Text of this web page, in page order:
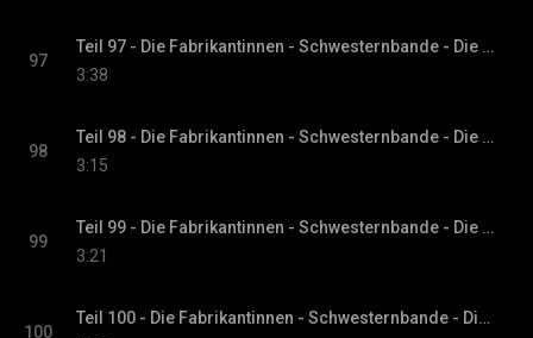
97
Teil 97 - Die Fabrikantinnen - Schwesternbande - Die Fabrikantinnen-Saga, Band 1
3:38
98
Teil 98 - Die Fabrikantinnen - Schwesternbande - Die Fabrikantinnen-Saga, Band 1
3:15
99
Teil 99 - Die Fabrikantinnen - Schwesternbande - Die Fabrikantinnen-Saga, Band 1
3:21
100
Teil 100 - Die Fabrikantinnen - Schwesternbande - Die Fabrikantinnen-Saga, Band 1